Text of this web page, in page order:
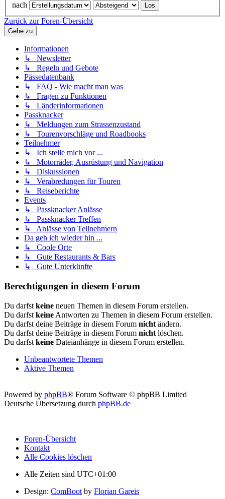
nach
Zurück zur Foren-Übersicht
Gehe zu
Informationen
↳ Newsletter
↳ Regeln und Gebote
Pässedatenbank
↳ FAQ - Wie macht man was
↳ Fragen zu Funktionen
↳ Länderinformationen
Passknacker
↳ Meldungen zum Strassenzustand
↳ Tourenvorschläge und Roadbooks
Teilnehmer
↳ Ich stelle mich vor ...
↳ Motorräder, Ausrüstung und Navigation
↳ Diskussionen
↳ Verabredungen für Touren
↳ Reiseberichte
Events
↳ Passknacker Anlässe
↳ Passknacker Treffen
↳ Anlässe von Teilnehmern
Da geh ich wieder hin ...
↳ Coole Orte
↳ Gute Restaurants & Bars
↳ Gute Unterkünfte
Berechtigungen in diesem Forum
Du darfst keine neuen Themen in diesem Forum erstellen.
Du darfst keine Antworten zu Themen in diesem Forum erstellen.
Du darfst deine Beiträge in diesem Forum nicht ändern.
Du darfst deine Beiträge in diesem Forum nicht löschen.
Du darfst keine Dateianhänge in diesem Forum erstellen.
Unbeantwortete Themen
Aktive Themen
Powered by phpBB® Forum Software © phpBB Limited
Deutsche Übersetzung durch phpBB.de
Foren-Übersicht
Kontakt
Alle Cookies löschen
Alle Zeiten sind UTC+01:00
Design: ComBoot by Florian Gareis